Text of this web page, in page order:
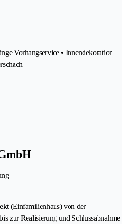
Vorhangservice • Innendekoration
(Einfamilienhaus) von der
zur Realisierung und Schlussabnahme